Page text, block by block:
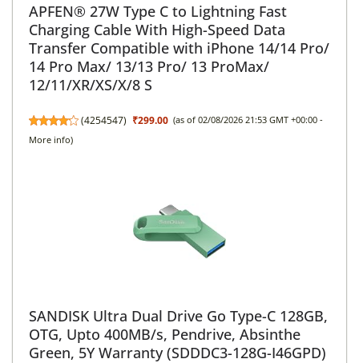
APFEN® 27W Type C to Lightning Fast
Charging Cable With High-Speed Data
Transfer Compatible with iPhone 14/14 Pro/
14 Pro Max/ 13/13 Pro/ 13 ProMax/
12/11/XR/XS/X/8 S
(4254547) ₹299.00 (as of 02/08/2026 21:53 GMT +00:00 -
More info)
SANDISK Ultra Dual Drive Go Type-C 128GB,
OTG, Upto 400MB/s, Pendrive, Absinthe
Green, 5Y Warranty (SDDDC3-128G-I46GPD)